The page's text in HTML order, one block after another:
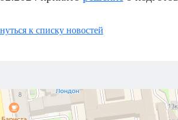
к списку новостей
улица, 40 — Яндекс Карты